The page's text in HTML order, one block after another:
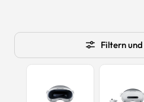
Filtern